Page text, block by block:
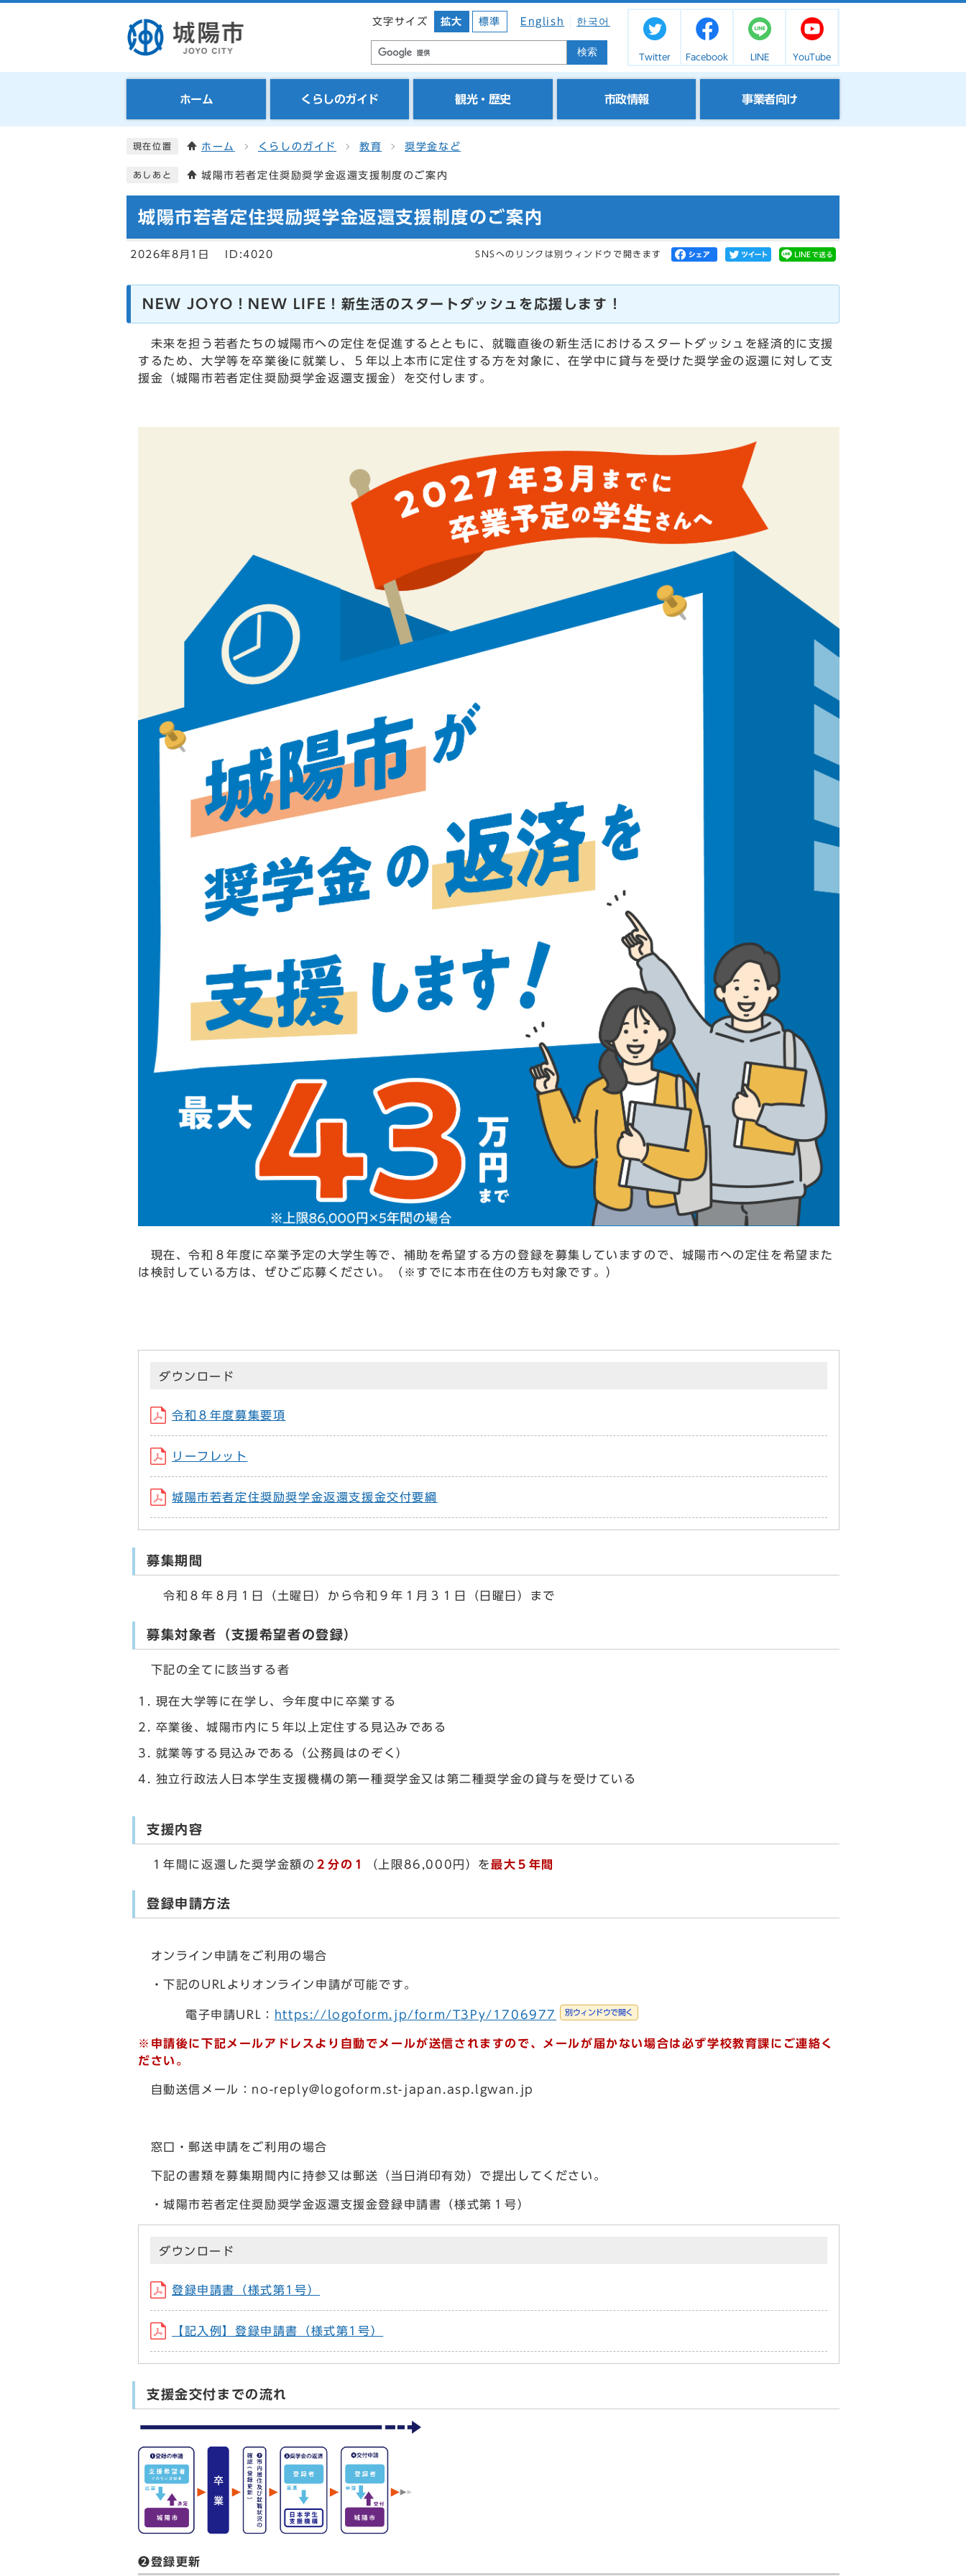
文字サイズ 拡大 標準 English 한국어
検索 Twitter Facebook LINE YouTube
ホーム くらしのガイド 観光・歴史 市政情報 事業者向け
現在位置 ホーム くらしのガイド 教育 奨学金など
あしあと 城陽市若者定住奨励奨学金返還支援制度のご案内
城陽市若者定住奨励奨学金返還支援制度のご案内
2026年8月1日 ID:4020 SNSへのリンクは別ウィンドウで開きます
NEW JOYO！NEW LIFE！新生活のスタートダッシュを応援します！
未来を担う若者たちの城陽市への定住を促進するとともに、就職直後の新生活におけるスタートダッシュを経済的に支援
するため、大学等を卒業後に就業し、５年以上本市に定住する方を対象に、在学中に貸与を受けた奨学金の返還に対して支
援金（城陽市若者定住奨励奨学金返還支援金）を交付します。
現在、令和８年度に卒業予定の大学生等で、補助を希望する方の登録を募集していますので、城陽市への定住を希望また
は検討している方は、ぜひご応募ください。（※すでに本市在住の方も対象です。）
ダウンロード
令和８年度募集要項
リーフレット
城陽市若者定住奨励奨学金返還支援金交付要綱
募集期間
令和８年８月１日（土曜日）から令和９年１月３１日（日曜日）まで
募集対象者（支援希望者の登録）
下記の全てに該当する者
現在大学等に在学し、今年度中に卒業する
卒業後、城陽市内に５年以上定住する見込みである
就業等する見込みである（公務員はのぞく）
独立行政法人日本学生支援機構の第一種奨学金又は第二種奨学金の貸与を受けている
支援内容
１年間に返還した奨学金額の ２分の１ （上限86,000円）を最大５年間
登録申請方法
オンライン申請をご利用の場合
・下記のURLよりオンライン申請が可能です。
電子申請URL： https://logoform.jp/form/T3Py/1706977 別ウィンドウで開く
※申請後に下記メールアドレスより自動でメールが送信されますので、メールが届かない場合は必ず学校教育課にご連絡く
ださい。
自動送信メール： no-reply@logoform.st-japan.asp.lgwan.jp
窓口・郵送申請をご利用の場合
下記の書類を募集期間内に持参又は郵送（当日消印有効）で提出してください。
・城陽市若者定住奨励奨学金返還支援金登録申請書（様式第１号）
ダウンロード
登録申請書（様式第1号）
【記入例】登録申請書（様式第1号）
支援金交付までの流れ
❷登録更新